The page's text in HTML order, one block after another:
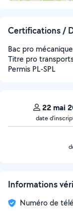
Certifications /
Bac pro
Titre pro
Permis PL-SPL
22 mai
date
Informations
Numéro de